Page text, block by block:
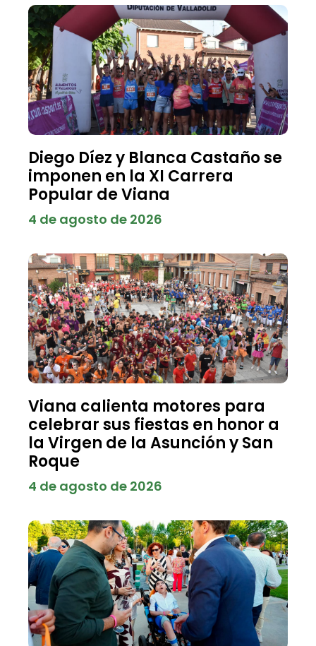
Diego Díez y Blanca Castaño se
imponen en la XI Carrera
Popular de Viana
4 de agosto de 2026
Viana calienta motores para
celebrar sus fiestas en honor a
la Virgen de la Asunción y San
Roque
4 de agosto de 2026